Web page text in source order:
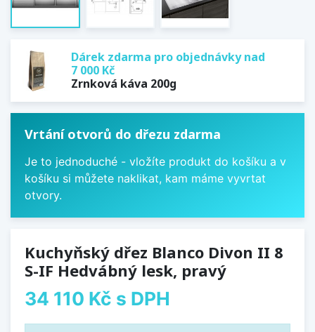
Dárek zdarma pro objednávky nad
7 000 Kč
Zrnková káva 200g
Vrtání otvorů do dřezu zdarma
Je to jednoduché - vložíte produkt do košíku a v
košíku si můžete naklikat, kam máme vyvrtat
otvory.
Kuchyňský dřez Blanco Divon II 8
S-IF Hedvábný lesk, pravý
34 110 Kč s DPH